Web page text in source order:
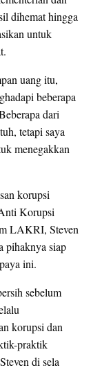
dihemat hingga
untuk
uang itu,
beberapa
dari
tetapi saya
menegakkan
korupsi
Korupsi
LAKRI, Steven
pihaknya siap
ini.
sebelum
korupsi dan
praktik
di sela